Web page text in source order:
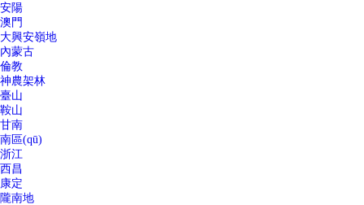
安陽
澳門
大興安嶺地
內蒙古
倫教
神農架林
臺山
鞍山
甘南
南區(qū)
浙江
西昌
康定
隴南地